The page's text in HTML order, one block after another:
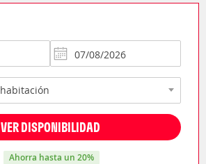
VER DISPONIBILIDAD
ahorra hasta un 20%